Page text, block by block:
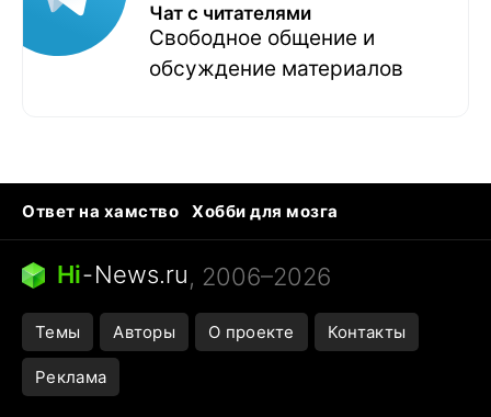
Чат с читателями
Свободное общение и
обсуждение материалов
Ответ на хамство
Хобби для мозга
Бензин 100 vs 95
Тунцы в океанариуме
Следующая пандемия
Hi-News.ru, 2006–2026
Темы Авторы О проекте Контакты
Реклама